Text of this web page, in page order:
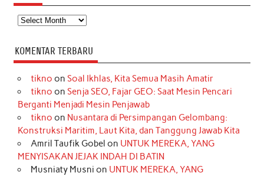
Arsip
KOMENTAR TERBARU
tikno on Soal Ikhlas, Kita Semua Masih Amatir
tikno on Senja SEO, Fajar GEO: Saat Mesin Pencari
Berganti Menjadi Mesin Penjawab
tikno on Nusantara di Persimpangan Gelombang:
Konstruksi Maritim, Laut Kita, dan Tanggung Jawab Kita
Amril Taufik Gobel on UNTUK MEREKA, YANG
MENYISAKAN JEJAK INDAH DI BATIN
Musniaty Musni on UNTUK MEREKA, YANG